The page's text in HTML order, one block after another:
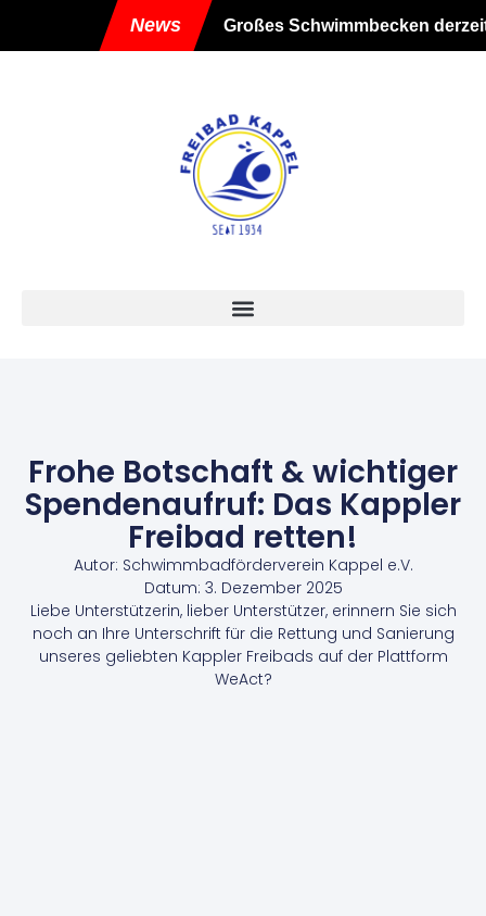
News Großes Schwimmbecken derzeit
Frohe Botschaft & wichtiger
Spendenaufruf: Das Kappler
Freibad retten!
Autor: Schwimmbadförderverein Kappel e.V.
Datum: 3. Dezember 2025
Liebe Unterstützerin, lieber Unterstützer, erinnern Sie sich
noch an Ihre Unterschrift für die Rettung und Sanierung
unseres geliebten Kappler Freibads auf der Plattform
WeAct?